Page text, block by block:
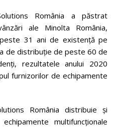
România a păstrat
ale Minolta România,
31 ani de existenţă pe
de distribuţie de peste 60 de
rezultatele anului 2020
furnizorilor de echipamente
România distribuie și
multifuncţionale